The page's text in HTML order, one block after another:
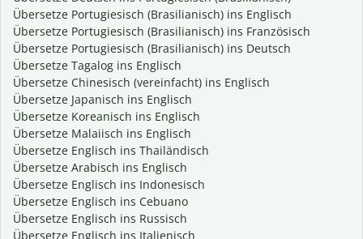
Übersetze Portugiesisch (Brasilianisch) ins Englisch
Übersetze Portugiesisch (Brasilianisch) ins Französisch
Übersetze Portugiesisch (Brasilianisch) ins Deutsch
Übersetze Tagalog ins Englisch
Übersetze Chinesisch (vereinfacht) ins Englisch
Übersetze Japanisch ins Englisch
Übersetze Koreanisch ins Englisch
Übersetze Malaiisch ins Englisch
Übersetze Englisch ins Thailändisch
Übersetze Arabisch ins Englisch
Übersetze Englisch ins Indonesisch
Übersetze Englisch ins Cebuano
Übersetze Englisch ins Russisch
Übersetze Englisch ins Italienisch